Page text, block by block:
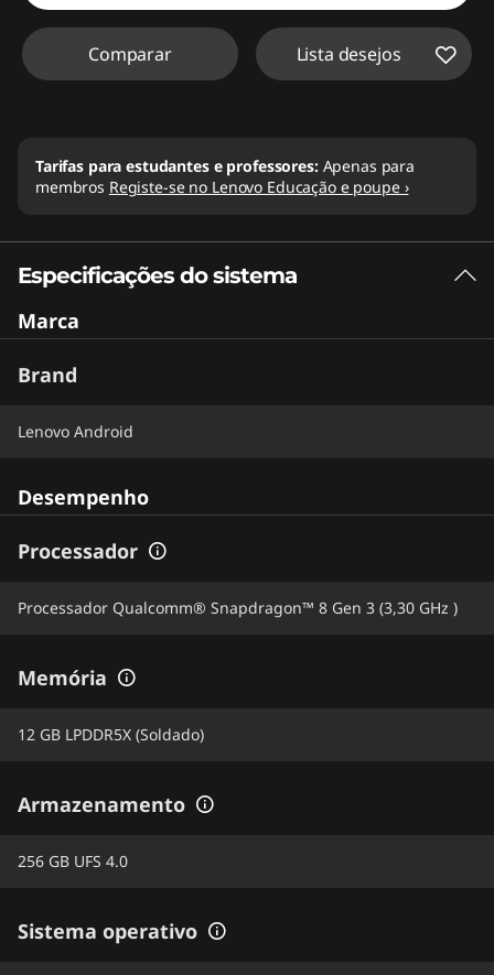
Comparar Lista desejos
Tarifas para estudantes e professores: Apenas para
membros Registe-se no Lenovo Educação e poupe ›
Especificações do sistema
Marca
Brand
Lenovo Android
Desempenho
Processador
Processador Qualcomm® Snapdragon™ 8 Gen 3 (3,30 GHz )
Memória
12 GB LPDDR5X (Soldado)
Armazenamento
256 GB UFS 4.0
Sistema operativo